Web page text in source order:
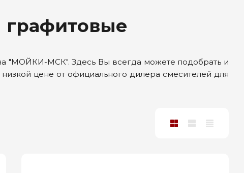
графитовые
"МОЙКИ-МСК". Здесь Вы всегда можете подобрать и
цене от официального дилера смесителей для